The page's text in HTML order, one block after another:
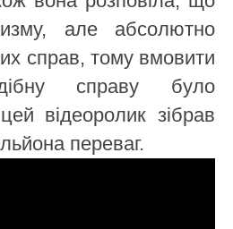
але абсолютно
справ, тому вмовити
справу було
відеоролик зібрав
переваг.